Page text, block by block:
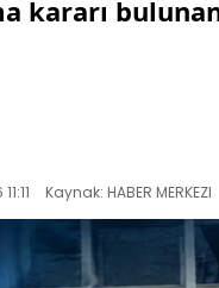
kararı
Kaynak: HABER MERKEZI